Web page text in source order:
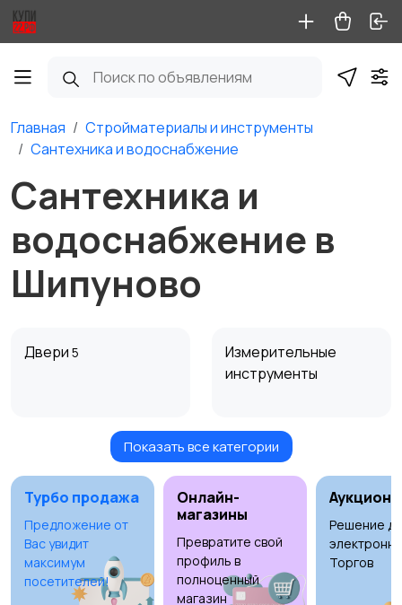
Главная
Стройматериалы и инструменты
Сантехника и водоснабжение
Сантехника и
водоснабжение в
Шипуново
Двери 5
Измерительные
инструменты
Отопление и
вентиляция
Потолки Ручные инструменты
Показать все категории
Турбо продажа
Предложение от
Вас увидит
максимум
посетителей!
Онлайн-
магазины
Превратите свой
профиль в
полноценный
магазин
Аукционы
Решение
Торгов